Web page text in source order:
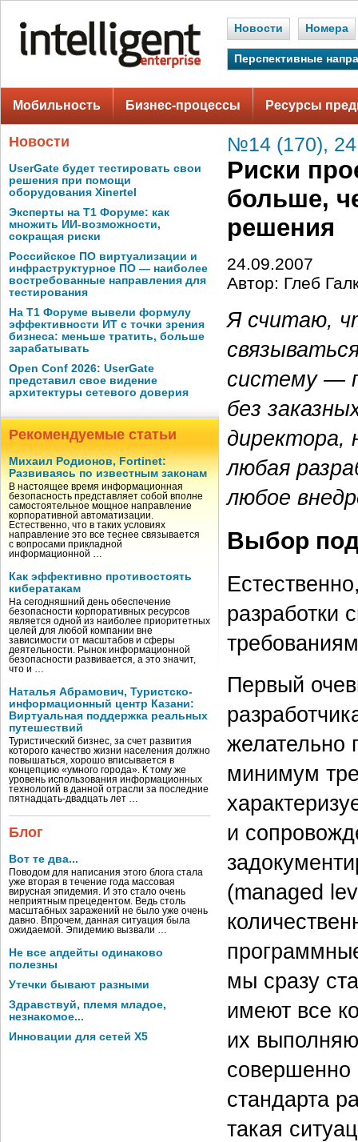
Новости Номера
Перспективные
Мобильность Бизнес-процессы Ресурсы
Новости
UserGate будет тестировать свои
решения при помощи
оборудования Xinertel
Эксперты на Т1 Форуме: как
множить ИИ-возможности,
сокращая риски
Российское ПО виртуализации и
инфраструктурное ПО — наиболее
востребованные направления для
тестирования
На Т1 Форуме вывели формулу
эффективности ИТ с точки зрения
бизнеса: меньше тратить, больше
зарабатывать
Open Conf 2026: UserGate
представил свое видение
архитектуры сетевого доверия
Рекомендуемые статьи
Михаил Родионов, Fortinet:
Развиваясь по известным законам
В настоящее время информационная
безопасность представляет собой вполне
самостоятельное мощное направление
корпоративной автоматизации.
Естественно, что в таких условиях
направление это все теснее связывается
с вопросами прикладной
информационной …
Как эффективно противостоять
кибератакам
На сегодняшний день обеспечение
безопасности корпоративных ресурсов
является одной из наиболее приоритетных
целей для любой компании вне
зависимости от масштабов и сферы
деятельности. Рынок информационной
безопасности развивается, а это значит,
что и …
Наталья Абрамович, Туристско-
информационный центр Казани:
Виртуальная поддержка реальных
путешествий
Туристический бизнес, за счет развития
которого качество жизни населения должно
повышаться, хорошо вписывается в
концепцию «умного города». К тому же
уровень использования информационных
технологий в данной отрасли за последние
пятнадцать-двадцать лет …
Блог
Вот те два...
Поводом для написания этого блога стала
уже вторая в течение года массовая
вирусная эпидемия. И это стало очень
неприятным прецедентом. Ведь столь
масштабных заражений не было уже очень
давно. Впрочем, данная ситуация была
ожидаемой. Эпидемию вызвали …
Не все апдейты одинаково
полезны
Утечки бывают разными
Здравствуй, племя младое,
незнакомое...
Инновации для сетей X5
№14 (170), 24
Риски
больше,
решения
24.09.2007
Автор: Глеб
Я считаю,
систему —
без
директора,
любая
любое
Выбор
разработки
Первый
желательно
минимум
и
(managed
мы сразу
имеют все
их
совершенно
стандарта
такая